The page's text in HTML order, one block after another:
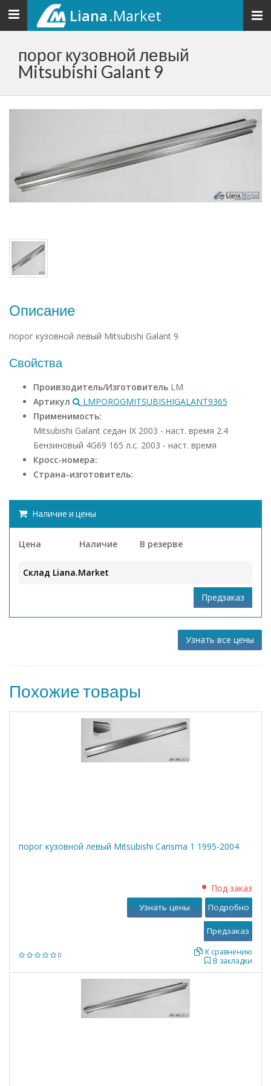
Toggle
navigation
Liana.Market
порог кузовной левый
Mitsubishi Galant 9
Описание
порог кузовной левый Mitsubishi Galant 9
Свойства
Проивзодитель/Изготовитель LM
Артикул
LMPOROGMITSUBISHIGALANT9365
Применимость:
Mitsubishi Galant седан IX 2003 - наст. время 2.4
Бензиновый 4G69 165 л.с. 2003 - наст. время
Кросс-номера:
Страна-изготовитель:
Наличие и цены
Цена Наличие В резерве
Склад Liana.Market
Узнать все цены
Похожие товары
порог кузовной левый Mitsubishi Carisma 1 1995-2004
0
Под заказ
В закладки
К сравнению
Узнать цены Подробно